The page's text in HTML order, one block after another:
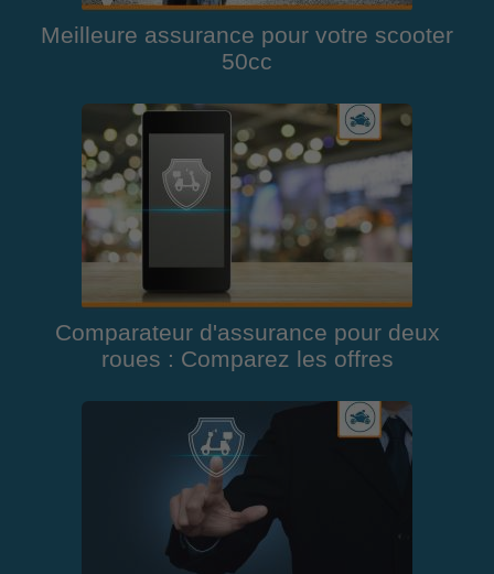
Meilleure assurance pour votre scooter
50cc
Comparateur d'assurance pour deux
roues : Comparez les offres